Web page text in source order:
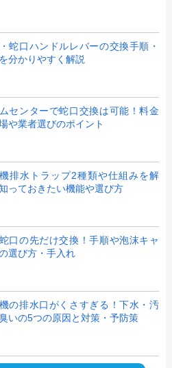
蛇口ハンドルレバーの交換手順・
分かりやすく解説
センターで蛇口交換は可能！料金
や業者選びのポイント
排水トラップ2種類や仕組みを解
っておきたい機能や選び方
口の先だけ交換！手順や泡沫キャ
選び方・手入れ
の排水口がくさすぎる！下水・汚
いの5つの原因と対策・予防策